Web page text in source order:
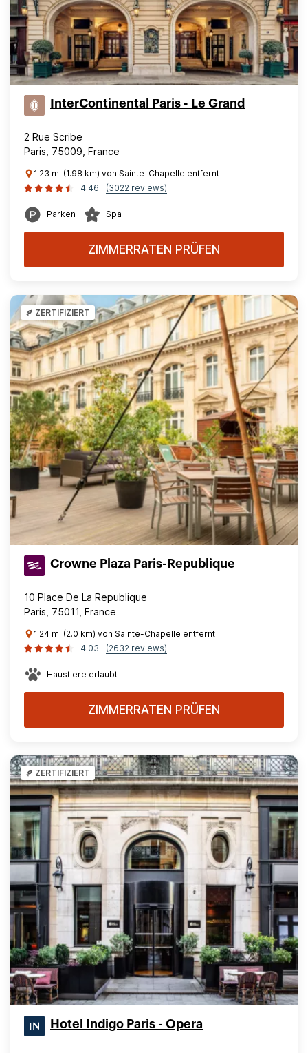
InterContinental Paris - Le Grand
2 Rue Scribe
Paris, 75009, France
1.23 mi (1.98 km) von Sainte-Chapelle entfernt
4.46
(3022 reviews)
Parken Spa
ZIMMERRATEN PRÜFEN
ZERTIFIZIERT
Crowne Plaza Paris-Republique
10 Place De La Republique
Paris, 75011, France
1.24 mi (2.0 km) von Sainte-Chapelle entfernt
4.03
(2632 reviews)
Haustiere erlaubt
ZIMMERRATEN PRÜFEN
ZERTIFIZIERT
Hotel Indigo Paris - Opera